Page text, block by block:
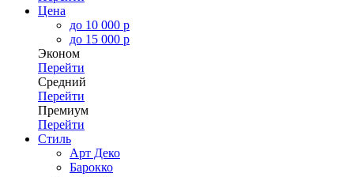
Цена
до 10 000 р
до 15 000 р
Эконом
Перейти
Средний
Перейти
Премиум
Перейти
Стиль
Арт Деко
Барокко